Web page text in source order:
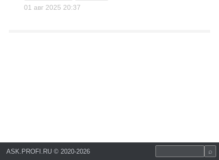
01 авг 2025 20:37
ASK.PROFI.RU © 2020-2026